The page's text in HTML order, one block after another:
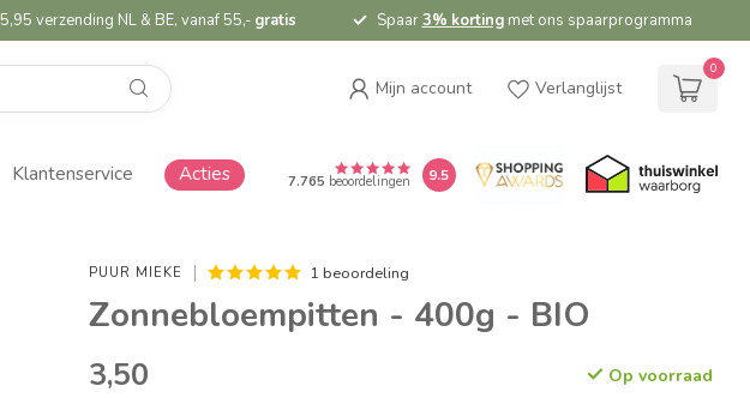
5,95 verzending NL & BE, vanaf 55,- gratis Spaar3% kortingmet ons spaarprogramma
Mijn account Verlanglijst
0
Klantenservice Acties 7.765 beoordelingen 9.5
PUUR MIEKE 1 beoordeling
Zonnebloempitten - 400g - BIO
3,50 Op voorraad